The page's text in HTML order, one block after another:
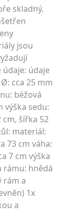
skladný.
jsou
údaje
cca 25 mm
béžová
výška sedu:
cm, šířka 52
materiál:
73 cm váha:
7 cm výška
rámu: hnědá
rám a
1x
a